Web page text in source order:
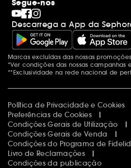
Segue-nos
Descarrega a App da
Menções adicionais
Marcas excluídas das nossas
*Ver condições das nossas campanhas
**Exclusividade na rede nacional de
Política de Privacidade e Cookies
Preferências de Cookies
Condições Gerais de Utilização
Condições Gerais de Venda
Condições do Programa de
Livro de Reclamações
Condições da publicação